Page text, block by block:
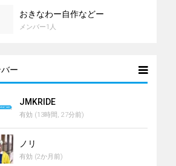
おきなわー自作などー
メンバー1人
ー
JMKRIDE
有効 (13時間, 27分前)
ノリ
有効 (2か月前)